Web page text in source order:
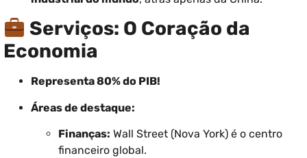
Serviços: O Coração da
Economia
Representa 80% do PIB!
Áreas de destaque:
Finanças: Wall Street (Nova York) é o centro
financeiro global.